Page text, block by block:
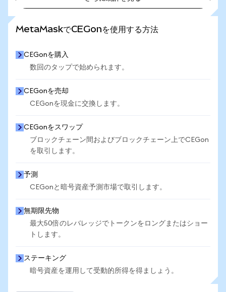
MetaMaskでCEGonを使用する方法
CEGonを購入
数回のタップで始められます。
CEGonを売却
CEGonを現金に交換します。
CEGonをスワップ
ブロックチェーン間およびブロックチェーン上でCEGon
を取引します。
予測
CEGonと暗号資産予測市場で取引します。
無期限先物
最大50倍のレバレッジでトークンをロングまたはショー
トします。
ステーキング
暗号資産を運用して受動的所得を得ましょう。